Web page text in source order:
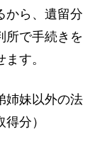
から、遺留分
所で手続きを
す。
妹以外の法
分）